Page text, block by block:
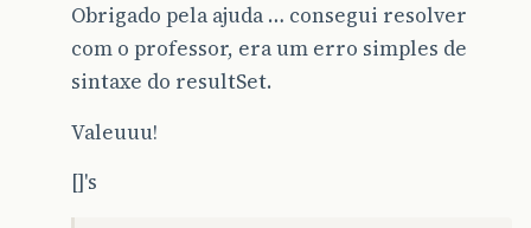
Obrigado pela ajuda … consegui resolver
com o professor, era um erro simples de
sintaxe do resultSet.
Valeuuu!
[]'s